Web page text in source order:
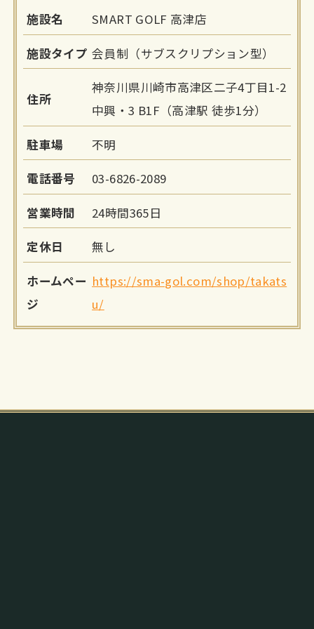
施設名 SMART GOLF 高津店
施設タイプ 会員制（サブスクリプション型）
住所
神奈川県川崎市高津区二子4丁目1-2
中興・3 B1F（高津駅 徒歩1分）
駐車場 不明
電話番号 03-6826-2089
営業時間 24時間365日
定休日 無し
ホームペー
ジ
https://sma-gol.com/shop/takats
u/